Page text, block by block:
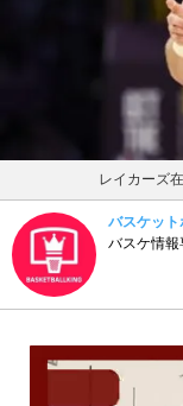
レイカーズ
バスケッ
バスケ情報